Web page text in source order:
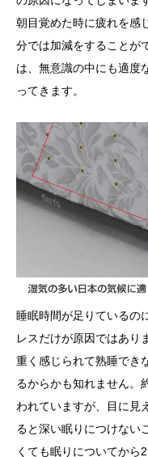
朝目覚めた時に疲れを感
分では加減をすることが
は、無意識の中にも適度
ってきます。
睡眠時間が足りているの
レスだけが原因ではあり
重く感じられて熟睡でき
るからかも知れません。
われていますが、目に見
ると深い眠りにつけない
くても眠りについてから